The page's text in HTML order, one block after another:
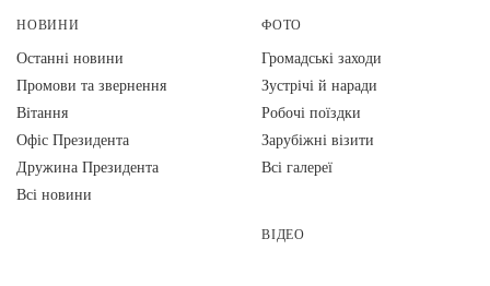
НОВИНИ
Останні новини
Промови та звернення
Вiтання
Офіс Президента
Дружина Президента
Всі новини
ФОТО
Громадські заходи
Зустрічі й наради
Робочі поїздки
Зарубіжні візити
Всі галереї
ВІДЕО